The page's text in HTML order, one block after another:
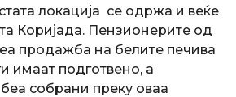
локација се одржа и веќе
Коријада. Пензионерите од
продажба на белите печива
имаат подготвено, а
собрани преку оваа